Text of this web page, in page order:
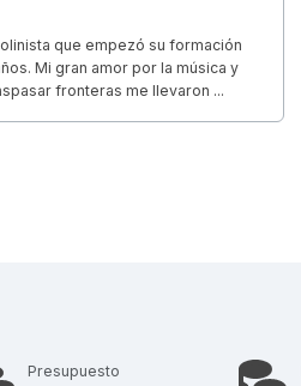
que empezó su formación
Mi gran amor por la música y
fronteras me llevaron ...
Presupuesto